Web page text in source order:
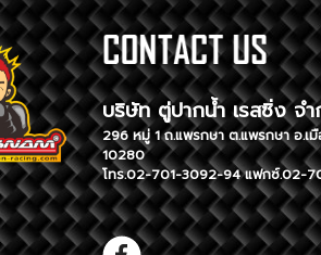
บริษัท ตู่ปากน้ำ
296 หมู่ 1 ถ.แพรกษา ต.แพรก
10280
โทร.02-701-3092-94 แฟกซ์.02-